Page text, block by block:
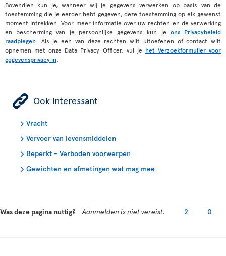
Bovendien kun je, wanneer wij je gegevens verwerken op basis van de
toestemming die je eerder hebt gegeven, deze toestemming op elk gewenst
moment intrekken. Voor meer informatie over uw rechten en de verwerking
en bescherming van je persoonlijke gegevens kun je ons Privacybeleid
raadplegen . Als je een van deze rechten wilt uitoefenen of contact wilt
opnemen met onze Data Privacy Officer, vul je het Verzoekformulier voor
gegevensprivacy in
ÿ Ook interessant
Vracht
Vervoer van levensmiddelen
Beperkt - Verboden voorwerpen
Gewichten en afmetingen wat mag mee
Was deze pagina nuttig? Aanmelden is niet vereist. 2 0